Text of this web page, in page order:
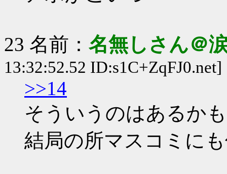
23 名前： 名無しさん＠
13:32:52.52 ID:s1C+ZqFJ0.net]
>>14
そういうのはあるか
結局の所マスコミに